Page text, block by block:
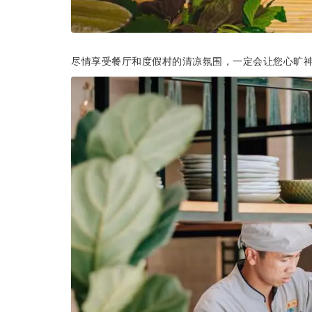
尽情享受餐厅和度假村的清凉氛围，一定会让您心旷